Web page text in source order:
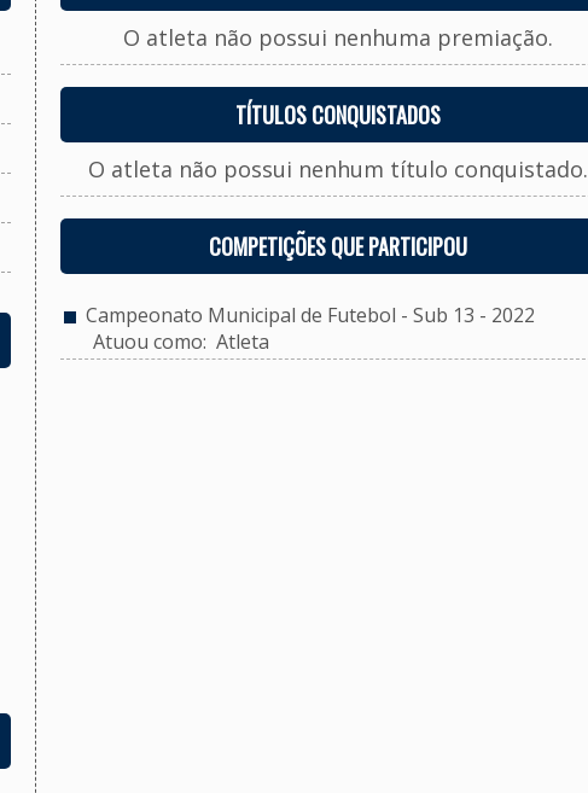
O atleta não possui nenhuma premiação.
TÍTULOS CONQUISTADOS
O atleta não possui nenhum título conquistado.
COMPETIÇÕES QUE PARTICIPOU
Campeonato Municipal de Futebol - Sub 13 - 2022
Atuou como: Atleta